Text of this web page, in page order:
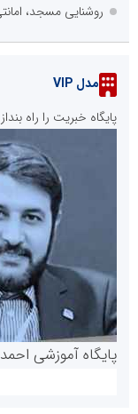
روشنایی مسجد،
مدل VIP
پایگاه خبریت را راه بنداز
پایگاه آموزشی